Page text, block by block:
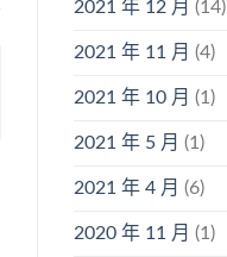
2021 年 12 月 (14)
2021 年 11 月 (4)
2021 年 10 月 (1)
2021 年 5 月 (1)
2021 年 4 月 (6)
2020 年 11 月 (1)